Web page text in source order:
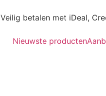
Veilig betalen met iDeal,
Nieuwste producten